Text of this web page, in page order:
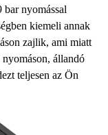
bar nyomással
kiemeli annak
zajlik, ami miatt
állandó
teljesen az Ön